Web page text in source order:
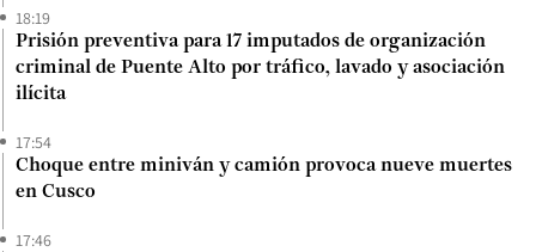
18:19
Prisión preventiva para 17 imputados de organización
criminal de Puente Alto por tráfico, lavado y asociación
ilícita
17:54
Choque entre miniván y camión provoca nueve muertes
en Cusco
17:46